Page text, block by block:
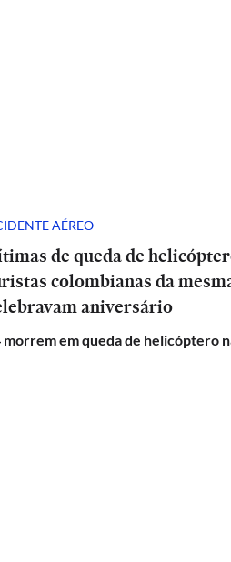
AÉREO
de queda de
colombianas da
aniversário
morrem em queda de helicóptero